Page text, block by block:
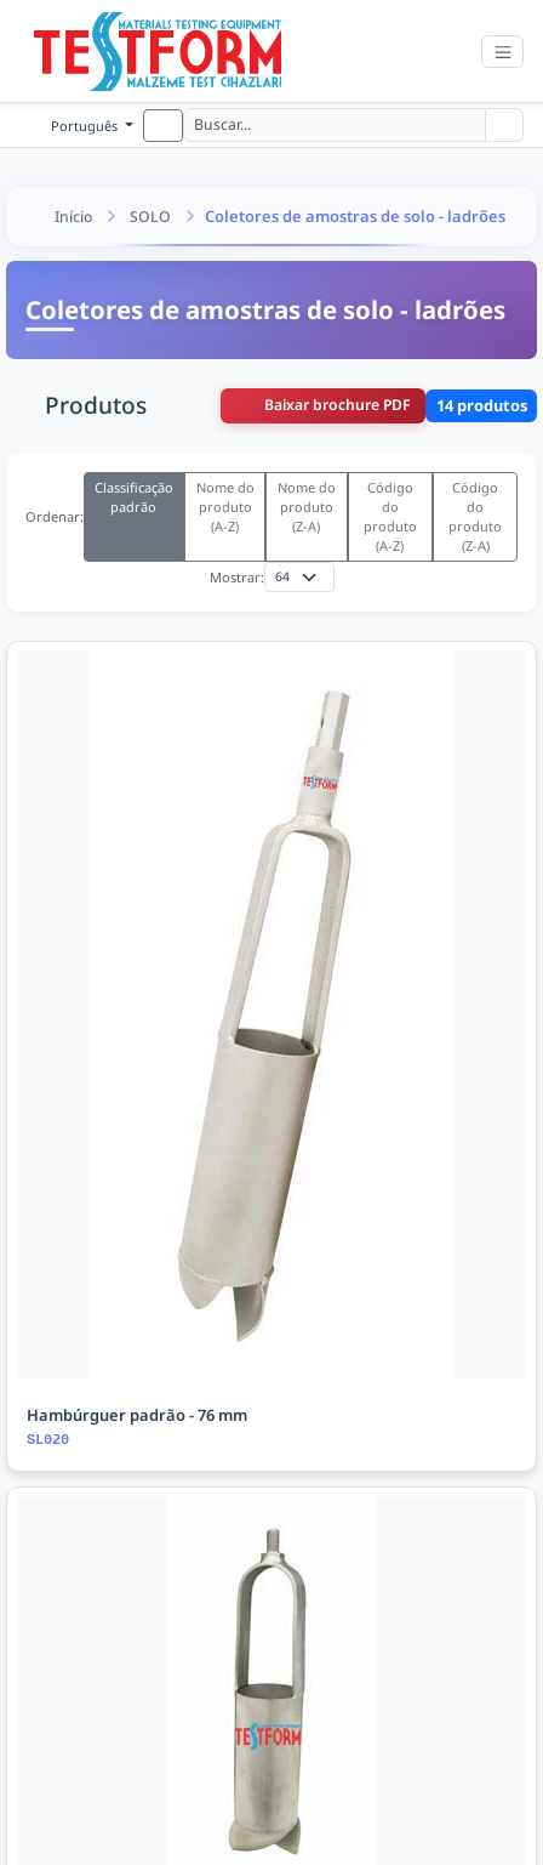
Português
Início SOLO Coletores de amostras de solo - ladrões
Coletores de amostras de solo - ladrões
Produtos Baixar brochure PDF 14 produtos
Ordenar:
Classificação
padrão
Nome do
produto
(A-Z)
Nome do
produto
(Z-A)
Código
do
produto
(A-Z)
Código
do
produto
(Z-A)
Mostrar:
Hambúrguer padrão - 76 mm
SL020